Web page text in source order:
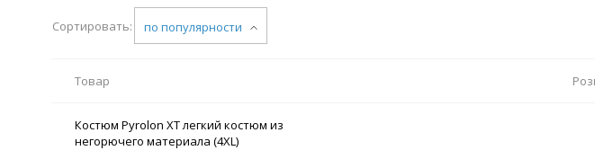
Сортировать: по популярности
Товар
Костюм Pyrolon XT легкий костюм из
негорючего материала (4XL)